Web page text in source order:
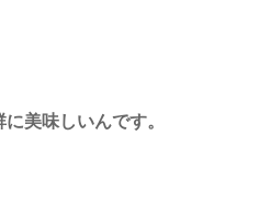
美味しいんです。